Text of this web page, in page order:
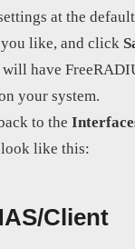
at the
like, and click
have
your system.
to the
like this:
Client